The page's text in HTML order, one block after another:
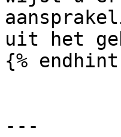
uit het
{%
---